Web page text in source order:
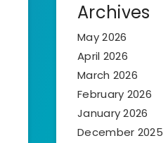
Archives
May 2026
April 2026
March 2026
February 2026
January 2026
December 2025